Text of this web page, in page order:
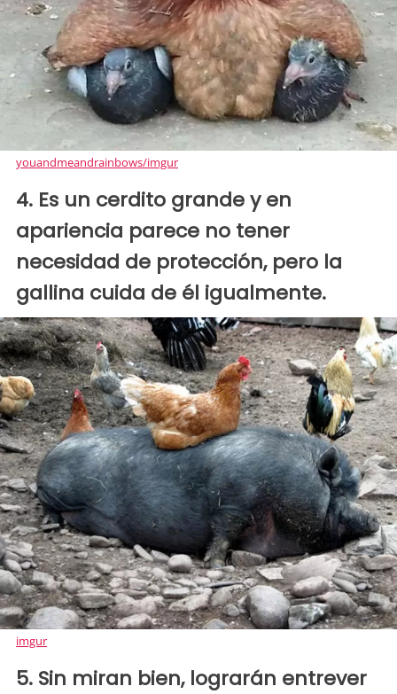
youandmeandrainbows/imgur
4. Es un cerdito grande y en
apariencia parece no tener
necesidad de protección, pero la
gallina cuida de él igualmente.
imgur
5. Sin miran bien, lograrán entrever